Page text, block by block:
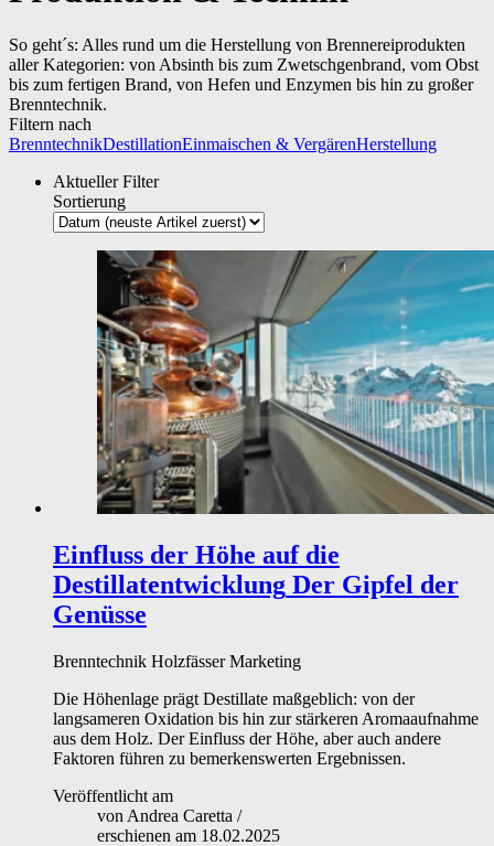
So geht´s: Alles rund um die Herstellung von Brennereiprodukten
aller Kategorien: von Absinth bis zum Zwetschgenbrand, vom Obst
bis zum fertigen Brand, von Hefen und Enzymen bis hin zu großer
Brenntechnik.
Filtern nach
BrenntechnikDestillationEinmaischen & VergärenHerstellung
Aktueller Filter
Sortierung
Einfluss der Höhe auf die
Destillatentwicklung Der Gipfel der
Genüsse
Brenntechnik Holzfässer Marketing
Die Höhenlage prägt Destillate maßgeblich: von der
langsameren Oxidation bis hin zur stärkeren Aromaaufnahme
aus dem Holz. Der Einfluss der Höhe, aber auch andere
Faktoren führen zu bemerkenswerten Ergebnissen.
Veröffentlicht am
von Andrea Caretta /
erschienen am 18.02.2025